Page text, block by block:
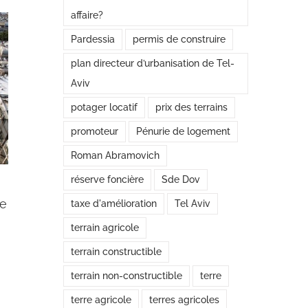
000 logements au nord de Kiryat Ata a été
approuvé
affaire?
Pardessia permis de construire
plan directeur d’urbanisation de Tel-
Aviv
potager locatif prix des terrains
promoteur Pénurie de logement
Roman Abramovich
réserve foncière Sde Dov
taxe d'amélioration Tel Aviv
terrain agricole
terrain constructible
terrain non-constructible terre
terre agricole terres agricoles